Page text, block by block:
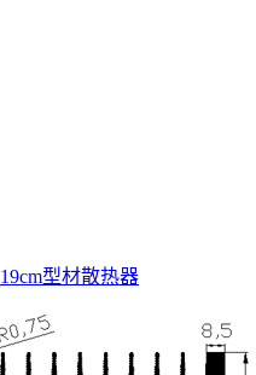
19cm型材散热器